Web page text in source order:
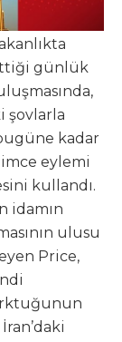
günlük
şovlarla
kadar
eylemi
kullandı.
idamın
ulusu
Price,